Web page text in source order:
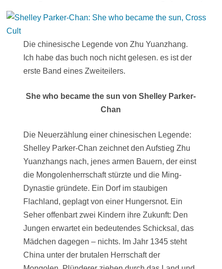
Die chinesische Legende von Zhu Yuanzhang.
Ich habe das buch noch nicht gelesen. es ist der
erste Band eines Zweiteilers.
She who became the sun von Shelley Parker-
Chan
Die Neuerzählung einer chinesischen Legende:
Shelley Parker-Chan zeichnet den Aufstieg Zhu
Yuanzhangs nach, jenes armen Bauern, der einst
die Mongolenherrschaft stürzte und die Ming-
Dynastie gründete. Ein Dorf im staubigen
Flachland, geplagt von einer Hungersnot. Ein
Seher offenbart zwei Kindern ihre Zukunft: Den
Jungen erwartet ein bedeutendes Schicksal, das
Mädchen dagegen – nichts. Im Jahr 1345 steht
China unter der brutalen Herrschaft der